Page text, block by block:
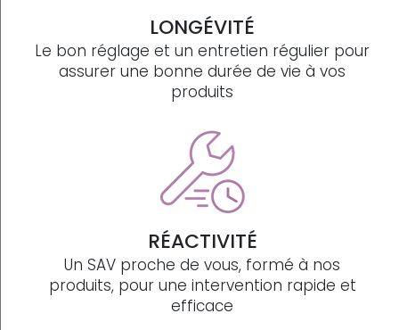
LONGÉVITÉ
Le bon réglage et un entretien régulier pour
assurer une bonne durée de vie à vos
produits
RÉACTIVITÉ
Un SAV proche de vous, formé à nos
produits, pour une intervention rapide et
efficace